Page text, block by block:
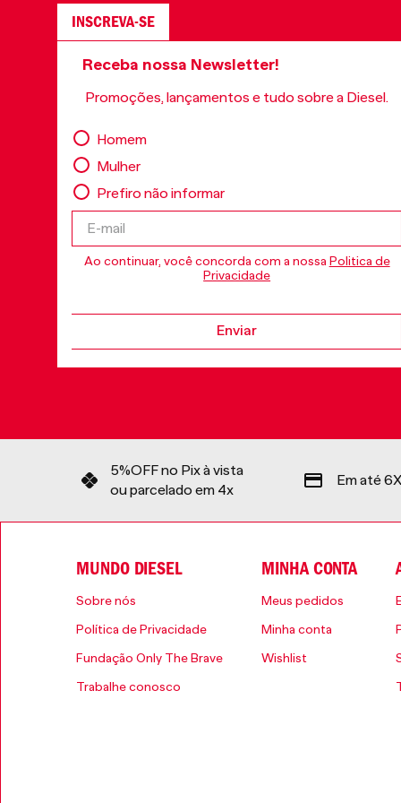
INSCREVA-SE
Receba nossa Newsletter!
Promoções, lançamentos e tudo sobre a Diesel.
Homem
Mulher
Prefiro não informar
Ao continuar, você concorda com a nossa Politica de
Privacidade
Enviar
5%OFF no Pix à vista
ou parcelado em 4x
Em até
MUNDO DIESEL
Sobre nós
Política de Privacidade
Fundação Only The Brave
Trabalhe conosco
MINHA CONTA
Meus pedidos
Minha conta
Wishlist